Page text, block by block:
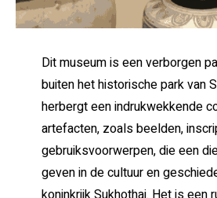
Dit museum is een verborgen
buiten het historische park van
herbergt een indrukwekkende
artefacten, zoals beelden,
gebruiksvoorwerpen, die een
geven in de cultuur en